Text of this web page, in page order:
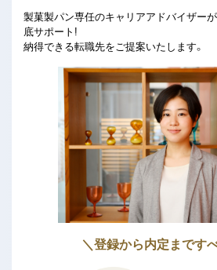
製菓製パン専任のキャリアアドバイザー
底サポート!
納得できる転職先をご提案いたします。
＼登録から内定まです